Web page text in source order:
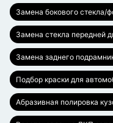
Замена бокового стекла/
Замена стекла передней
Замена заднего
Подбор краски для
Абразивная полировка